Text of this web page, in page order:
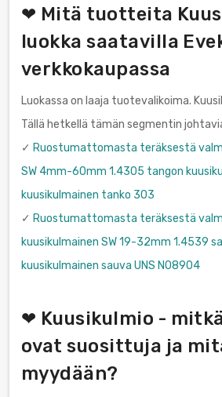
❤ Mitä tuotteita
luokka saatavilla
verkkokaupassa
Luokassa on laaja tuotevalikoima.
Tällä hetkellä tämän segmentin
✓ Ruostumattomasta teräksestä
SW 4mm-60mm 1.4305 tangon
kuusikulmainen tanko 303
✓ Ruostumattomasta teräksestä
kuusikulmainen SW 19-32mm 1.4539
kuusikulmainen sauva UNS N08904
❤ Kuusikulmio -
ovat suosittuja ja
myydään?